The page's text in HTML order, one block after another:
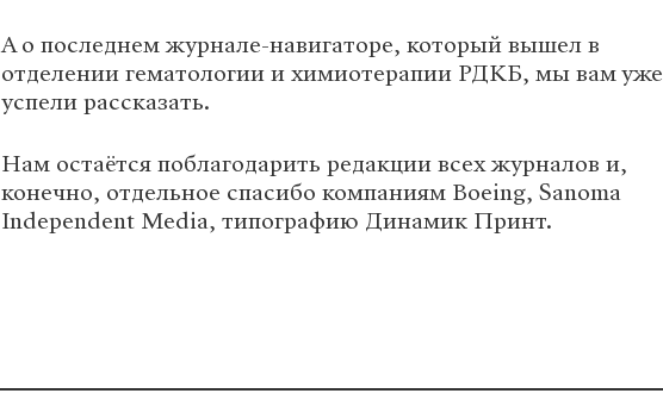
А о последнем журнале-навигаторе, который вышел в
отделении гематологии и химиотерапии РДКБ, мы вам уже
успели рассказать.
Нам остаётся поблагодарить редакции всех журналов и,
конечно, отдельное спасибо компаниям Boeing, Sanoma
Independent Media, типографию Динамик Принт.